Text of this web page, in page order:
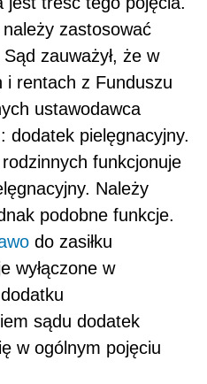
zastosować
zauważył, że w
i rentach z Funduszu
ustawodawca
dodatek pielęgnacyjny.
funkcjonuje
Należy
podobne funkcje.
do zasiłku
wyłączone w
sądu dodatek
w ogólnym pojęciu